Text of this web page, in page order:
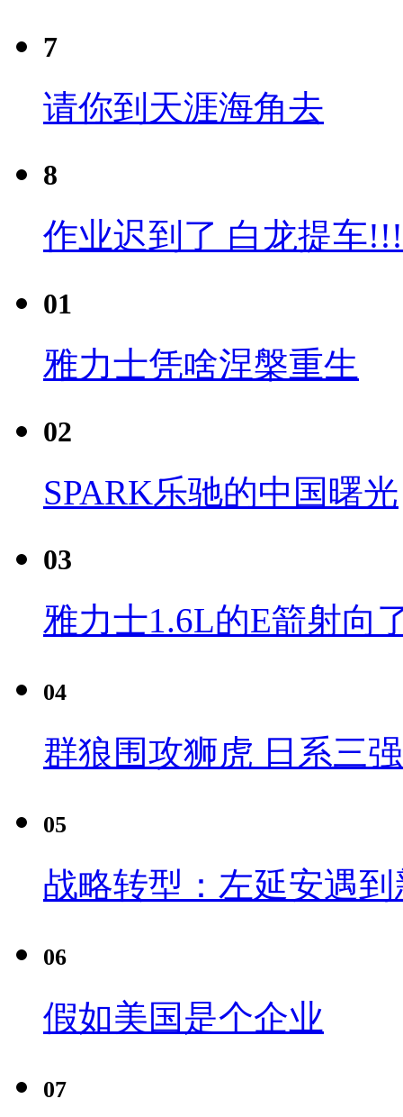
7
请你到天涯海角去
8
作业迟到了 白龙提车
01
雅力士凭啥涅槃重生
02
SPARK乐驰的中国曙光
03
雅力士1.6L的E箭射向
04
群狼围攻狮虎 日系三
05
战略转型：左延安遇
06
假如美国是个企业
07